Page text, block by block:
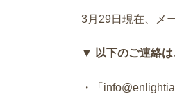
3月29日現在、メ
▼ 以下のご連絡は
・「